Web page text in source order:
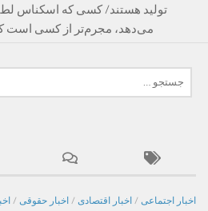
تولید هستند/ کسی که اسکناس
می‌دهد، مجرم‌تر از کسی است
برای:
اخبار اجتماعی / اخبار اقتصادی / اخبار حقوقی /